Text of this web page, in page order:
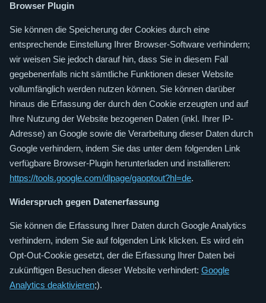
Browser Plugin
Sie können die Speicherung der Cookies durch eine
entsprechende Einstellung Ihrer Browser-Software verhindern;
wir weisen Sie jedoch darauf hin, dass Sie in diesem Fall
gegebenenfalls nicht sämtliche Funktionen dieser Website
vollumfänglich werden nutzen können. Sie können darüber
hinaus die Erfassung der durch den Cookie erzeugten und auf
Ihre Nutzung der Website bezogenen Daten (inkl. Ihrer IP-
Adresse) an Google sowie die Verarbeitung dieser Daten durch
Google verhindern, indem Sie das unter dem folgenden Link
verfügbare Browser-Plugin herunterladen und installieren:
https://tools.google.com/dlpage/gaoptout?hl=de.
Widerspruch gegen Datenerfassung
Sie können die Erfassung Ihrer Daten durch Google Analytics
verhindern, indem Sie auf folgenden Link klicken. Es wird ein
Opt-Out-Cookie gesetzt, der die Erfassung Ihrer Daten bei
zukünftigen Besuchen dieser Website verhindert: Google
Analytics deaktivieren;).